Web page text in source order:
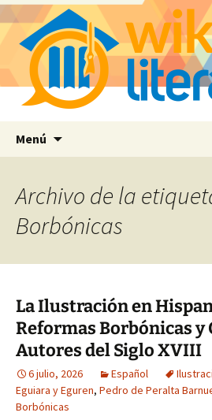
Menú
Archivo de la
Borbónicas
La Ilustración en
Reformas Borbónicas y
Autores del Siglo XVIII
6 julio, 2026 Español
Eguiara y Eguren, Pedro de Peralta
Borbónicas